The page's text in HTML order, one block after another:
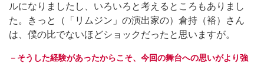
ルになりましたし、いろいろと考えるところもありまし
た。きっと（「リムジン」の演出家の）倉持（裕）さん
は、僕の比でないほどショックだったと思いますが。
－そうした経験があったからこそ、今回の舞台への思いがより強